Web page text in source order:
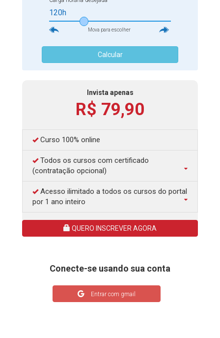
120h
Mova para escolher
Calcular
Invista apenas
R$ 79,90
Curso 100% online
Todos os cursos com certificado
(contratação opcional)
Acesso ilimitado a todos os cursos do portal
por 1 ano inteiro
QUERO INSCREVER AGORA
Conecte-se usando sua conta
Entrar com gmail